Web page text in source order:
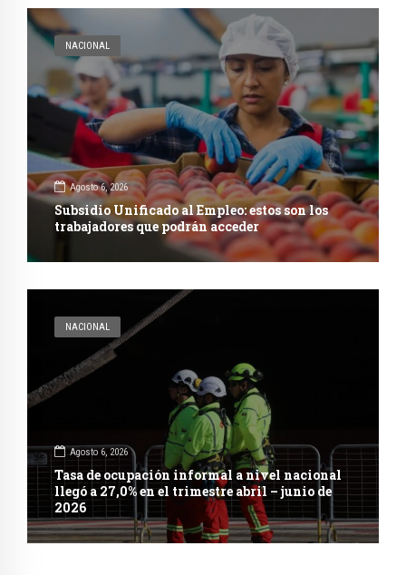
NACIONAL
Agosto 6, 2026
Subsidio Unificado al Empleo: estos son los
trabajadores que podrán acceder
NACIONAL
Agosto 6, 2026
Tasa de ocupación informal a nivel nacional
llegó a 27,0% en el trimestre abril – junio de
2026